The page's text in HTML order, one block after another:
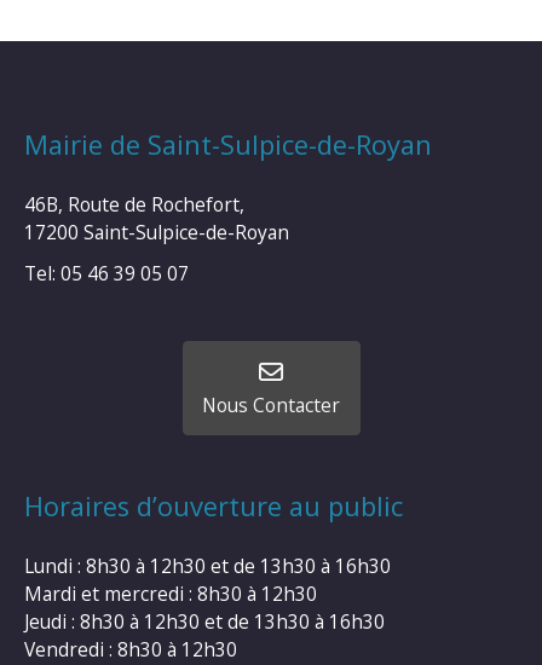
Mairie de Saint-Sulpice-de-Royan
46B, Route de Rochefort,
17200 Saint-Sulpice-de-Royan
Tel: 05 46 39 05 07
Nous Contacter
Horaires d’ouverture au public
Lundi : 8h30 à 12h30 et de 13h30 à 16h30
Mardi et mercredi : 8h30 à 12h30
Jeudi : 8h30 à 12h30 et de 13h30 à 16h30
Vendredi : 8h30 à 12h30